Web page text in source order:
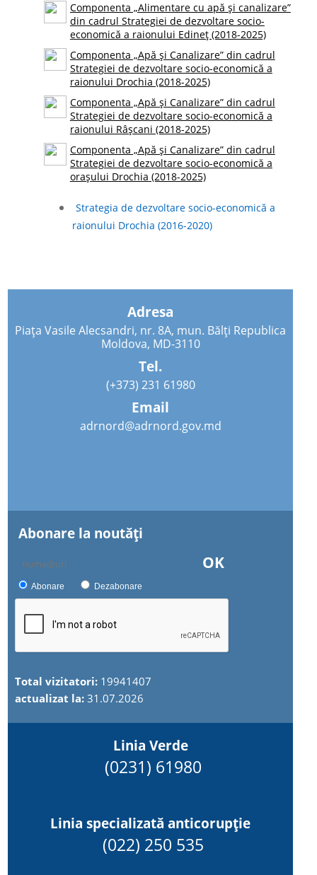
Componenta „Alimentare cu apă și canalizare”
din cadrul Strategiei de dezvoltare socio-
economică a raionului Edineț (2018-2025)
Componenta „Apă și Canalizare” din cadrul
Strategiei de dezvoltare socio-economică a
raionului Drochia (2018-2025)
Componenta „Apă și Canalizare” din cadrul
Strategiei de dezvoltare socio-economică a
raionului Râșcani (2018-2025)
Componenta „Apă și Canalizare” din cadrul
Strategiei de dezvoltare socio-economică a
orașului Drochia (2018-2025)
Strategia de dezvoltare socio-economică a
raionului Drochia (2016-2020)
Adresa
Piața Vasile Alecsandri, nr. 8A, mun. Bălți Republica
Moldova, MD-3110
Tel.
(+373) 231 61980
Email
adrnord@adrnord.gov.md
Abonare la noutăţi
OK
Abonare Dezabonare
Total vizitatori: 19941407
actualizat la:31.07.2026
Linia Verde
(0231) 61980
Linia specializată anticorupție
(022) 250 535